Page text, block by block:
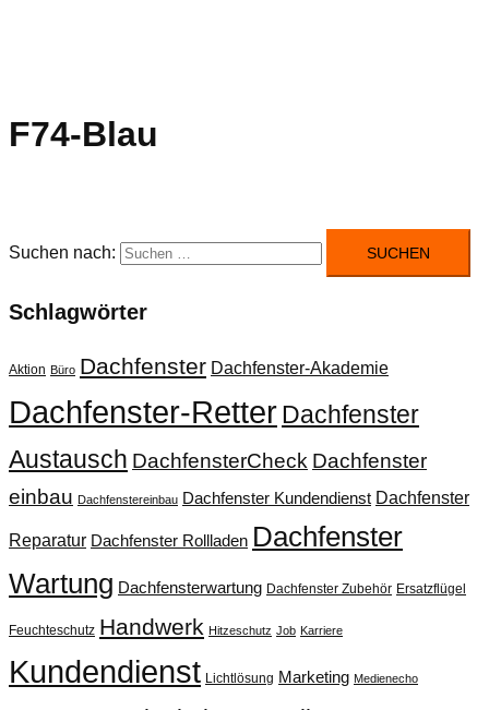
F74-Blau
Suchen nach:
Schlagwörter
Aktion Büro Dachfenster Dachfenster-Akademie
Dachfenster-RetterDachfenster
Austausch DachfensterCheck Dachfenster
einbau Dachfenstereinbau Dachfenster Kundendienst Dachfenster
Reparatur Dachfenster Rollladen Dachfenster
Wartung Dachfensterwartung Dachfenster Zubehör Ersatzflügel
Feuchteschutz Handwerk Hitzeschutz Job Karriere
Kundendienst Lichtlösung Marketing Medienecho